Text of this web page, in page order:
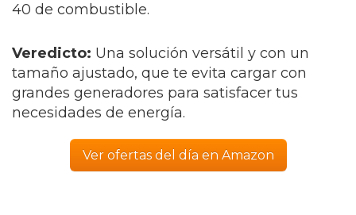
40 de combustible.
Veredicto: Una solución versátil y con un
tamaño ajustado, que te evita cargar con
grandes generadores para satisfacer tus
necesidades de energía.
Ver ofertas del día en Amazon